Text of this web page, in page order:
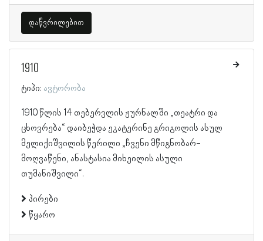
დაწვრილებით
1910
ტიპი: ავტორობა
1910 წლის 14 თებერვლის ჟურნალში „თეატრი და
ცხოვრება“ დაიბეჭდა ეკატერინე გრიგოლის ასულ
მელიქიშვილის წერილი „ჩვენი მწიგნობარ-
მოღვაწენი, ანასტასია მიხეილის ასული
თუმანიშვილი“.
პირები
წყარო